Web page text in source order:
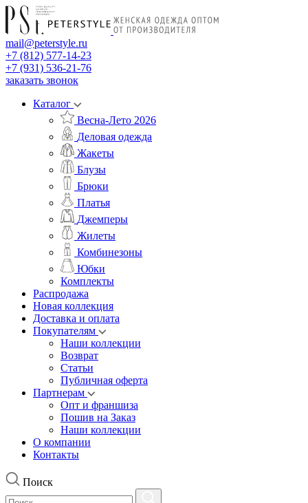
mail@peterstyle.ru
+7 (812) 577-14-23
+7 (931) 536-21-76
заказать звонок
Каталог
Весна-Лето 2026
Деловая одежда
Жакеты
Блузы
Брюки
Платья
Джемперы
Жилеты
Комбинезоны
Юбки
Комплекты
Распродажа
Новая коллекция
Доставка и оплата
Покупателям
Наши коллекции
Возврат
Статьи
Публичная оферта
Партнерам
Опт и франшиза
Пошив на Заказ
Наши коллекции
О компании
Контакты
Поиск